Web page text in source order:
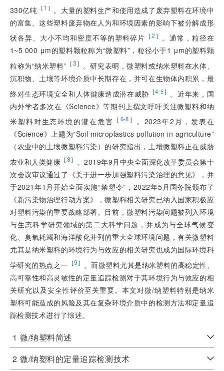
330亿吨 ［1 ］ 。大量的塑料生产和使用造成了废弃塑料在环境中
的富集。这些塑料废弃物在人为和环境因素的影响下被分解成形
状各异、大小不均和密度不等的塑料碎片 ［2 ］ 。通常，粒径在
1~5 000 μm的塑料颗粒称为“微塑料”，粒径小于1 μm的塑料颗
粒称为“纳米塑料” ［3］
。研究表明，微塑料或纳米塑料在水体、
沉积物、土壤等环境介质中长期存在，并可在生物体内积累，最
终对生态环境安全和人体健康造成潜在威胁 ［4-5］ 。近年来，国
内外学者多次在《Science》等期刊上撰文呼吁关注微塑料和纳
米塑料对生态环境的潜在危害 ［ 6-8 ］ 。2023年2月，发表在
《Science》上题为“Soil microplastics pollution in agriculture”
（农业中的土壤微塑料污染）的研究指出，土壤微塑料正在威胁
农业和人类健康 ［8］
。2019年9月中央全面深化改革委员会第十
次会议审议通过了《关于进一步加强塑料污染治理的意见》，并
于2021年1月开始全面实施“禁塑令”，2022年5月国务院颁布了
《新污染物治理行动方案》，微塑料相关研究已纳入国家积极应
对塑料污染的重要战略部署。目前，微塑料污染问题被列入环境
与生态科学研究领域的第二大科学问题，并成为与全球气候变
化、臭氧耗竭和海洋酸化并列的重大全球环境问题，有关微塑料
尤其是纳米塑料的环境行为与效应的相关研究也成为国际环境科
学研究的热点之一 ［9］
。而微塑料尤其是纳米塑料的高稳定性、
高可靠性和高灵敏性的定量追踪检测对于其环境行为与效应的相
关研究以及安全性评价至关重要。本文对微/纳塑料特别是纳米
塑料可能造成的风险及其在复杂环境介质中的检测方法和定量追
踪检测技术进行了综述。
1 微/纳塑料简述
2 微/纳塑料的定量追踪检测技术